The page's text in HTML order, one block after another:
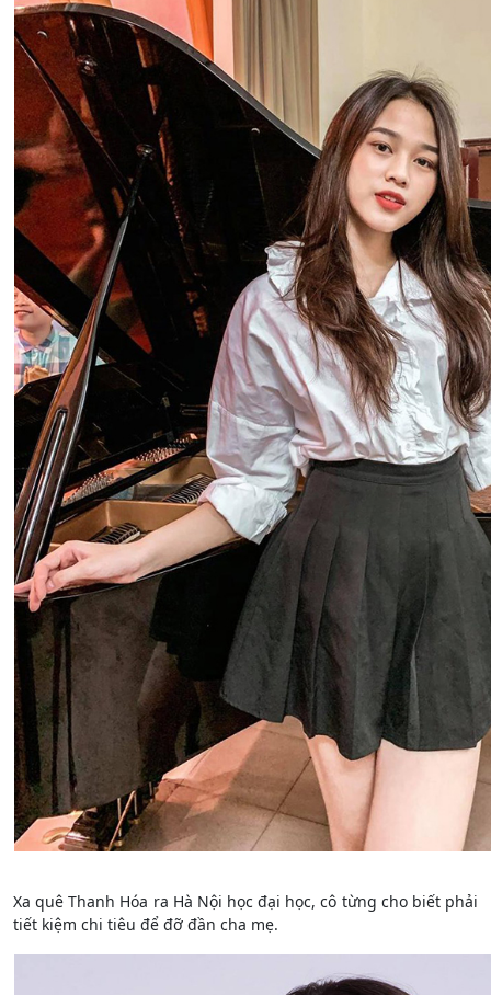
Xa quê Thanh Hóa ra Hà Nội học đại học, cô từng cho biết phải
tiết kiệm chi tiêu để đỡ đần cha mẹ.